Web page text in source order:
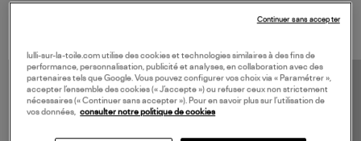
lulli-sur-la-toile.com utilise des cookies et technologies similaires à des fins de
performance, personnalisation, publicité et analyses, en collaboration avec des
partenaires tels que Google. Vous pouvez configurer vos choix via « Paramétrer »,
accepter l’ensemble des cookies (« J’accepte ») ou refuser ceux non strictement
nécessaires (« Continuer sans accepter »). Pour en savoir plus sur l’utilisation de
vos données,
consulter notre politique de cookies
Continuer sans accepter